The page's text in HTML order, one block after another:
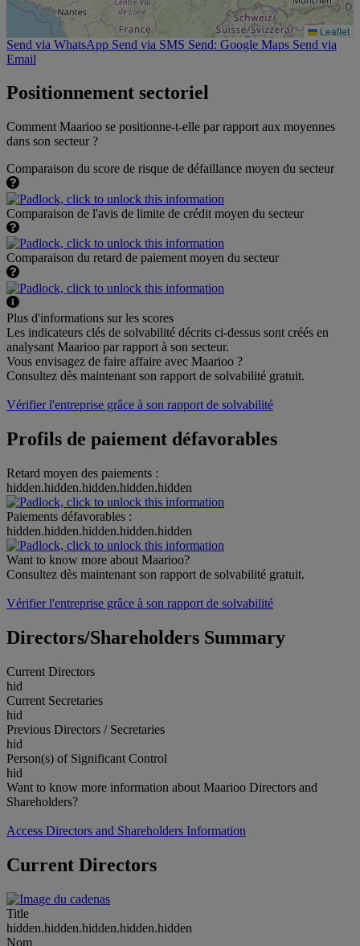
Leaflet
Send via WhatsApp Send via SMS Send: Google Maps Send via
Email
Positionnement sectoriel
Comment Maarioo se positionne-t-elle par rapport aux moyennes
dans son secteur ?
Comparaison du score de risque de défaillance moyen du secteur
Comparaison de l'avis de limite de crédit moyen du secteur
Comparaison du retard de paiement moyen du secteur
Plus d'informations sur les scores
Les indicateurs clés de solvabilité décrits ci-dessus sont créés en
analysant Maarioo par rapport à son secteur.
Vous envisagez de faire affaire avec Maarioo ?
Consultez dès maintenant son rapport de solvabilité gratuit.
Vérifier l'entreprise grâce à son rapport de solvabilité
Profils de paiement défavorables
Retard moyen des paiements :
hidden.hidden.hidden.hidden.hidden
Paiements défavorables :
hidden.hidden.hidden.hidden.hidden
Want to know more about Maarioo?
Consultez dès maintenant son rapport de solvabilité gratuit.
Vérifier l'entreprise grâce à son rapport de solvabilité
Directors/Shareholders Summary
Current Directors
hid
Current Secretaries
hid
Previous Directors / Secretaries
hid
Person(s) of Significant Control
hid
Want to know more information about Maarioo Directors and
Shareholders?
Access Directors and Shareholders Information
Current Directors
Title
hidden.hidden.hidden.hidden.hidden
Nom